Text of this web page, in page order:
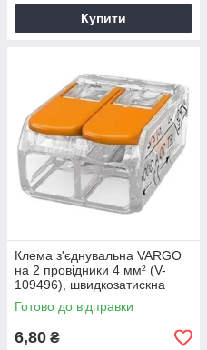
Купити
Клема з'єднувальна VARGO
на 2 провідники 4 мм² (V-
109496), швидкозатискна
клема для електропроводки
Готово до відправки
6,80 ₴